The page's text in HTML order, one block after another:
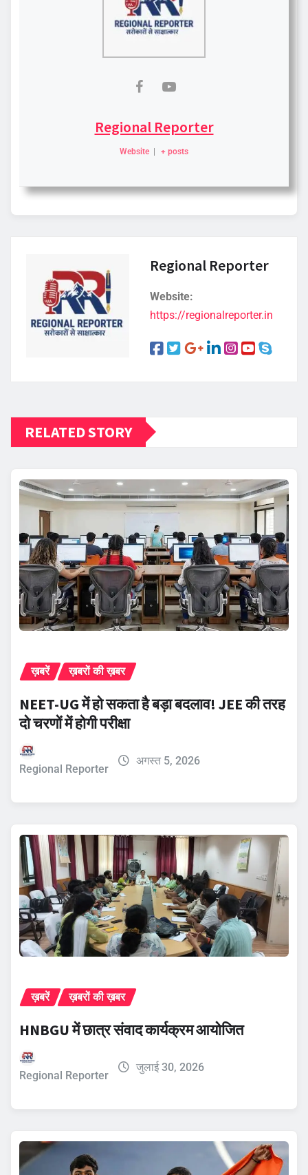
Regional Reporter
Website | + posts
Regional Reporter
Website:
https://regionalreporter.in
RELATED STORY
ख़बरें ख़बरों की ख़बर
NEET-UG में हो सकता है बड़ा बदलाव! JEE की तरह
दो चरणों में होगी परीक्षा
Regional Reporter
अगस्त 5, 2026
ख़बरें ख़बरों की ख़बर
HNBGU में छात्र संवाद कार्यक्रम आयोजित
Regional Reporter
जुलाई 30, 2026